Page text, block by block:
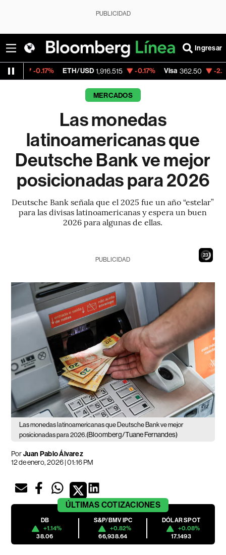
PUBLICIDAD
Ingresar
ETH/USD 1,916.515 -0.17% Visa 362.50 -2.15%
MERCADOS
Las monedas
latinoamericanas que
Deutsche Bank ve mejor
posicionadas para 2026
Deutsche Bank señala que el 2025 fue un año “estelar”
para las divisas latinoamericanas y espera un buen
2026 para algunas de ellas.
21
PUBLICIDAD
Las monedas latinoamericanas que Deutsche Bank ve mejor
posicionadas para 2026.(Bloomberg/Tuane Fernandes)
PorJuan Pablo Álvarez
12 de enero, 2026 | 01:16 PM
ÚLTIMAS COTIZACIONES
DB
+1.14%
38.06
S&P/BMV IPC
+0.82%
66,938.64
DÓLAR SPOT
+0.08%
17.1493